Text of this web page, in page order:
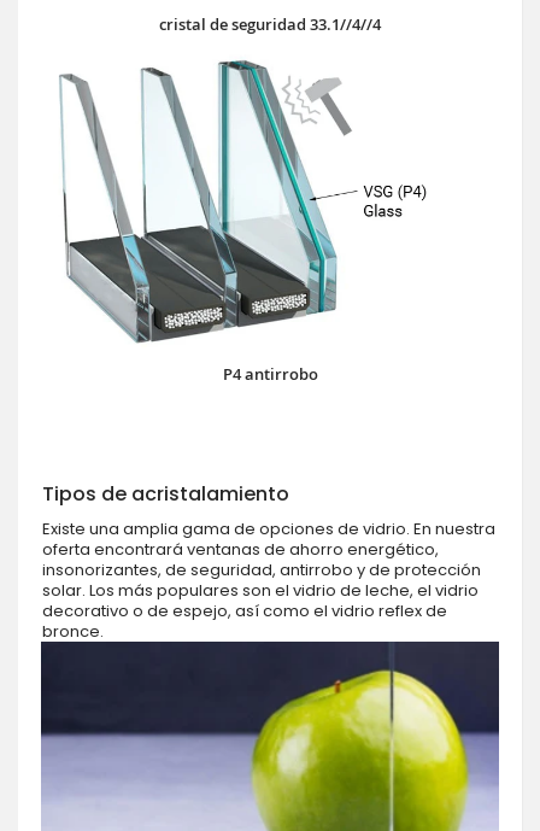
cristal de seguridad 33.1//4//4
P4 antirrobo
Tipos de acristalamiento
Existe una amplia gama de opciones de vidrio. En nuestra
oferta encontrará ventanas de ahorro energético,
insonorizantes, de seguridad, antirrobo y de protección
solar. Los más populares son el vidrio de leche, el vidrio
decorativo o de espejo, así como el vidrio reflex de
bronce.